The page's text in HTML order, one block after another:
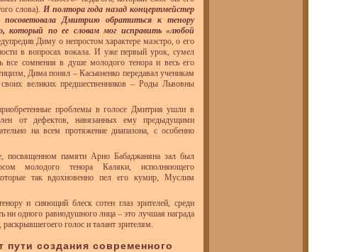
слова). И полтора года назад концертмейстер
посоветовала Дмитрию обратиться к тенору
который по ее словам мог исправить «любой
Диму о непростом характере маэстро, о его
в вопросах вокала. И уже первый урок, сумел
все сомнения в душе молодого тенора и весь его
Дима понял – Касьяненко передавал ученикам
великих предшественников – Роды Львовны
проблемы в голосе Дмитрия ушли в
от дефектов, навязанных ему предыдущими
на всем протяжение диапазона, с особенно
посвященном памяти Арно Бабаджаняна зал был
молодого тенора Каляки, исполняющего
так вдохновенно пел его кумир, Муслим
и сияющий блеск сотен глаз зрителей, среди
ни одного равнодушного лица – это лучшая награда
голос и талант зрителям.
пути создания современного